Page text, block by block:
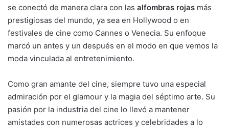
se conectó de manera clara con las alfombras rojas más
prestigiosas del mundo, ya sea en Hollywood o en
festivales de cine como Cannes o Venecia. Su enfoque
marcó un antes y un después en el modo en que vemos la
moda vinculada al entretenimiento.
Como gran amante del cine, siempre tuvo una especial
admiración por el glamour y la magia del séptimo arte. Su
pasión por la industria del cine lo llevó a mantener
amistades con numerosas actrices y celebridades a lo